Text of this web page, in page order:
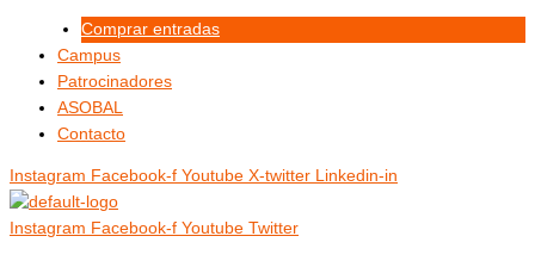
contenido
Comprar entradas
Campus
Patrocinadores
ASOBAL
Contacto
Instagram Facebook-f Youtube X-twitter Linkedin-in
Instagram Facebook-f Youtube Twitter